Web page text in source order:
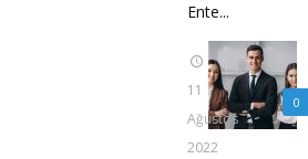
Ente...
0
11
Ağustos
2022